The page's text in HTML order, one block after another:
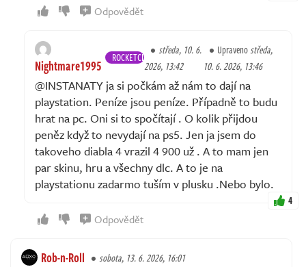
Odpovědět
Nightmare1995 ROCKETCLUB
středa, 10. 6.
2026, 13:42
Upravenostředa,
10. 6. 2026, 13:46
@INSTANATY ja si počkám až nám to dají na
playstation. Peníze jsou peníze. Případně to budu
hrat na pc. Oni si to spočítají . O kolik přijdou
peněz když to nevydají na ps5. Jen ja jsem do
takoveho diabla 4 vrazil 4 900 už . A to mam jen
par skinu, hru a všechny dlc. A to je na
playstationu zadarmo tuším v plusku .Nebo bylo.
4
Odpovědět
Rob-n-Roll sobota, 13. 6. 2026, 16:01